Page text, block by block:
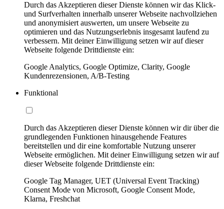
Durch das Akzeptieren dieser Dienste können wir das Klick-
und Surfverhalten innerhalb unserer Webseite nachvollziehen
und anonymisiert auswerten, um unsere Webseite zu
optimieren und das Nutzungserlebnis insgesamt laufend zu
verbessern. Mit deiner Einwilligung setzen wir auf dieser
Webseite folgende Drittdienste ein:
Google Analytics, Google Optimize, Clarity, Google
Kundenrezensionen, A/B-Testing
Funktional
Durch das Akzeptieren dieser Dienste können wir dir über die
grundlegenden Funktionen hinausgehende Features
bereitstellen und dir eine komfortable Nutzung unserer
Webseite ermöglichen. Mit deiner Einwilligung setzen wir auf
dieser Webseite folgende Drittdienste ein:
Google Tag Manager, UET (Universal Event Tracking)
Consent Mode von Microsoft, Google Consent Mode,
Klarna, Freshchat